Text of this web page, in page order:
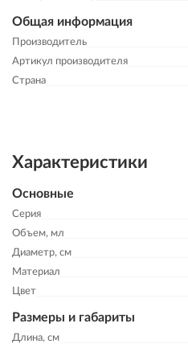
Общая информация
Производитель
Артикул производителя
Страна
Характеристики
Основные
Серия
Объем, мл
Диаметр, см
Материал
Цвет
Размеры и габариты
Длина, см